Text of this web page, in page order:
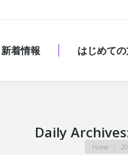
新着情報 はじめて
Daily
You are
Home
新着情報 はじめて